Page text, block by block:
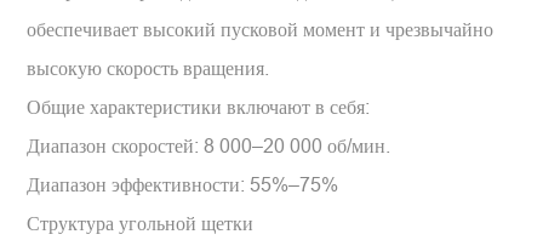
обеспечивает высокий пусковой момент и чрезвычайно
высокую скорость вращения.
Общие характеристики включают в себя:
Диапазон скоростей: 8 000–20 000 об/мин.
Диапазон эффективности: 55%–75%
Структура угольной щетки